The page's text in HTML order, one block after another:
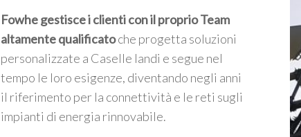
Fowhe gestisce i clienti con il proprio Team
altamente qualificatoche progetta soluzioni
personalizzate a Caselle landi e segue nel
tempo le loro esigenze, diventando negli anni
il riferimento per la connettività e le reti sugli
impianti di energia rinnovabile.